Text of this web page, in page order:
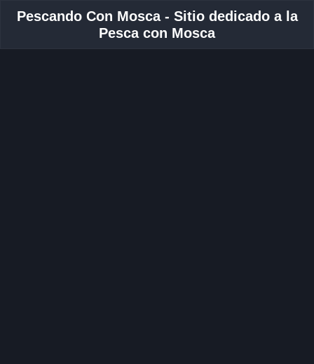
Pescando Con Mosca - Sitio dedicado a la
Pesca con Mosca